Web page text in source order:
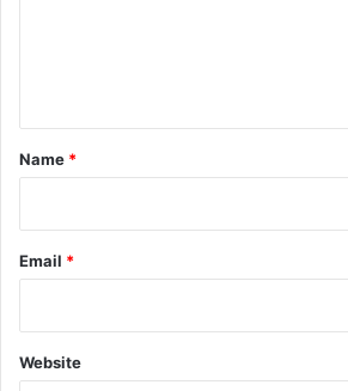
*
Name *
Email *
Website